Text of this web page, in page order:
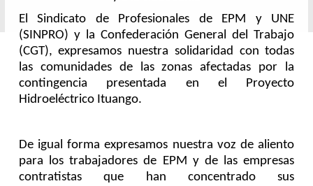
El Sindicato de Profesionales de EPM y UNE
(SINPRO) y la Confederación General del Trabajo
(CGT), expresamos nuestra solidaridad con todas
las comunidades de las zonas afectadas por la
contingencia presentada en el Proyecto
Hidroeléctrico Ituango.
De igual forma expresamos nuestra voz de aliento
para los trabajadores de EPM y de las empresas
contratistas que han concentrado sus